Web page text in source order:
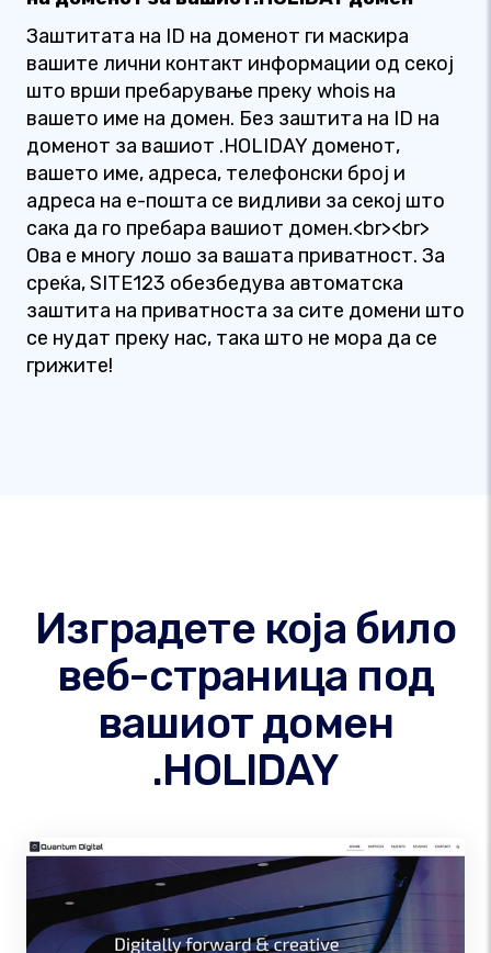
Заштитата на ID на доменот ги маскира
вашите лични контакт информации од секој
што врши пребарување преку whois на
вашето име на домен. Без заштита на ID на
доменот за вашиот .HOLIDAY доменот,
вашето име, адреса, телефонски број и
адреса на е-пошта се видливи за секој што
сака да го пребара вашиот домен.<br><br>
Ова е многу лошо за вашата приватност. За
среќа, SITE123 обезбедува автоматска
заштита на приватноста за сите домени што
се нудат преку нас, така што не мора да се
грижите!
Изградете која било
веб-страница под
вашиот домен
.HOLIDAY